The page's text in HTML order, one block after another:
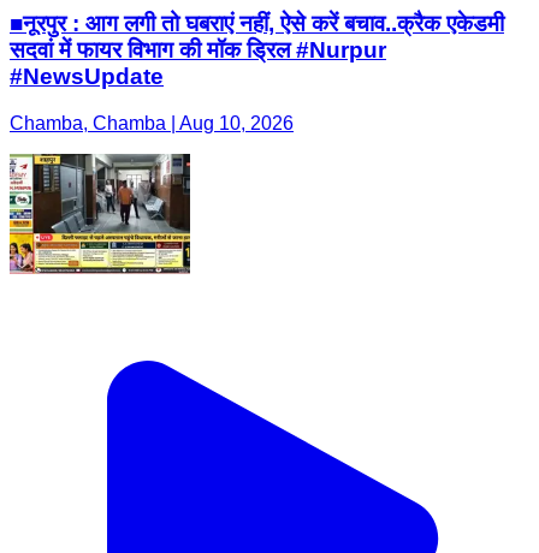
■नूरपुर : आग लगी तो घबराएं नहीं, ऐसे करें बचाव..क्रैक एकेडमी
सदवां में फायर विभाग की मॉक ड्रिल #Nurpur
#NewsUpdate
Chamba, Chamba | Aug 10, 2026